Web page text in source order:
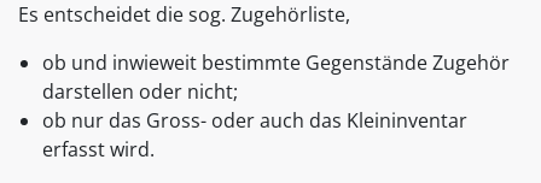
Es entscheidet die sog. Zugehörliste,
ob und inwieweit bestimmte Gegenstände Zugehör
darstellen oder nicht;
ob nur das Gross- oder auch das Kleininventar
erfasst wird.